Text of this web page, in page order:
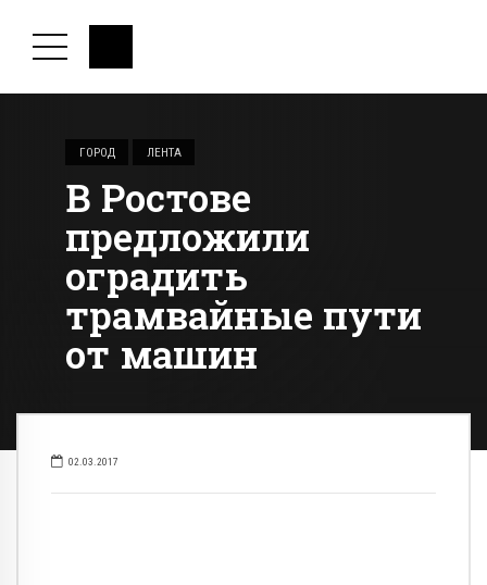
ГОРОД ЛЕНТА
В Ростове
предложили
оградить
трамвайные пути
от машин
02.03.2017